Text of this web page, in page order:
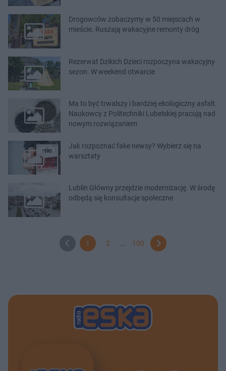
Drogowców zobaczymy w 50 miejscach w
mieście. Ruszają wakacyjne remonty dróg
Rezerwat Dzikich Dzieci rozpoczyna wakacyjny
sezon. W weekend otwarcie
Ma to być trwalszy i bardziej ekologiczny asfalt.
Naukowcy z Politechniki Lubelskiej pracują nad
nowym rozwiązaniem
Jak rozpoznać fake newsy? Wybierz się na
warsztaty
Lublin Główny przejdzie modernizację. W środę
odbędą się konsultacje społeczne
1 2 100